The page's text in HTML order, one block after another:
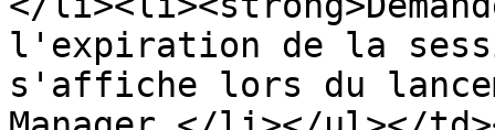
l'expiration de la
s'affiche lors du